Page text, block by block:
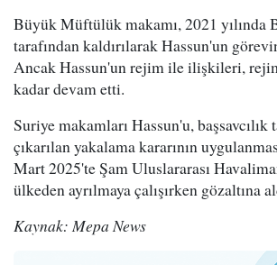
Büyük Müftülük makamı, 2021 yılında
tarafından kaldırılarak Hassun'un
Ancak Hassun'un rejim ile ilişkileri,
kadar devam etti.
Suriye makamları Hassun'u, başsavcılık
çıkarılan yakalama kararının
Mart 2025'te Şam Uluslararası
ülkeden ayrılmaya çalışırken gözaltına
Kaynak: Mepa News